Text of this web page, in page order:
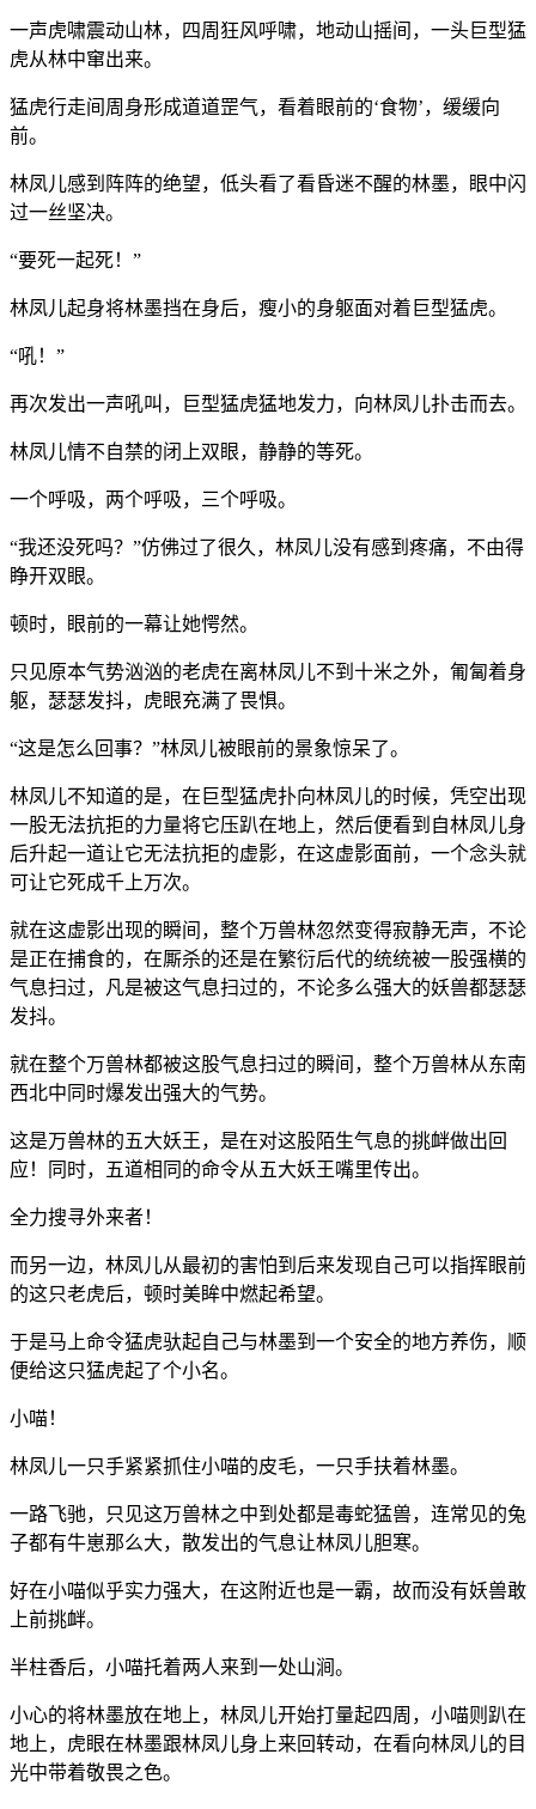
一声虎啸震动山林，四周狂风呼啸，地动山摇间，一头巨型猛
虎从林中窜出来。
猛虎行走间周身形成道道罡气，看着眼前的‘食物’，缓缓向
前。
林凤儿感到阵阵的绝望，低头看了看昏迷不醒的林墨，眼中闪
过一丝坚决。
“要死一起死！”
林凤儿起身将林墨挡在身后，瘦小的身躯面对着巨型猛虎。
“吼！”
再次发出一声吼叫，巨型猛虎猛地发力，向林凤儿扑击而去。
林凤儿情不自禁的闭上双眼，静静的等死。
一个呼吸，两个呼吸，三个呼吸。
“我还没死吗？”仿佛过了很久，林凤儿没有感到疼痛，不由得
睁开双眼。
顿时，眼前的一幕让她愕然。
只见原本气势汹汹的老虎在离林凤儿不到十米之外，匍匐着身
躯，瑟瑟发抖，虎眼充满了畏惧。
“这是怎么回事？”林凤儿被眼前的景象惊呆了。
林凤儿不知道的是，在巨型猛虎扑向林凤儿的时候，凭空出现
一股无法抗拒的力量将它压趴在地上，然后便看到自林凤儿身
后升起一道让它无法抗拒的虚影，在这虚影面前，一个念头就
可让它死成千上万次。
就在这虚影出现的瞬间，整个万兽林忽然变得寂静无声，不论
是正在捕食的，在厮杀的还是在繁衍后代的统统被一股强横的
气息扫过，凡是被这气息扫过的，不论多么强大的妖兽都瑟瑟
发抖。
就在整个万兽林都被这股气息扫过的瞬间，整个万兽林从东南
西北中同时爆发出强大的气势。
这是万兽林的五大妖王，是在对这股陌生气息的挑衅做出回
应！同时，五道相同的命令从五大妖王嘴里传出。
全力搜寻外来者！
而另一边，林凤儿从最初的害怕到后来发现自己可以指挥眼前
的这只老虎后，顿时美眸中燃起希望。
于是马上命令猛虎驮起自己与林墨到一个安全的地方养伤，顺
便给这只猛虎起了个小名。
小喵！
林凤儿一只手紧紧抓住小喵的皮毛，一只手扶着林墨。
一路飞驰，只见这万兽林之中到处都是毒蛇猛兽，连常见的兔
子都有牛崽那么大，散发出的气息让林凤儿胆寒。
好在小喵似乎实力强大，在这附近也是一霸，故而没有妖兽敢
上前挑衅。
半柱香后，小喵托着两人来到一处山涧。
小心的将林墨放在地上，林凤儿开始打量起四周，小喵则趴在
地上，虎眼在林墨跟林凤儿身上来回转动，在看向林凤儿的目
光中带着敬畏之色。